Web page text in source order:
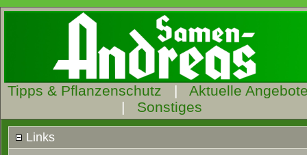
Tipps & Pflanzenschutz | Aktuelle
| Sonstiges
Links